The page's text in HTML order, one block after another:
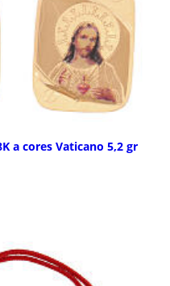
a cores Vaticano 5,2 gr